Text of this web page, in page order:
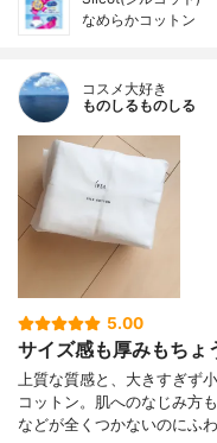
なめらかコットン
コスメ大好き
ものしるものしる
5.00
サイズ感も厚みもちょ
上質な質感と、大きすぎず
コットン。肌へのなじみ方
などが全くつかないのにふ